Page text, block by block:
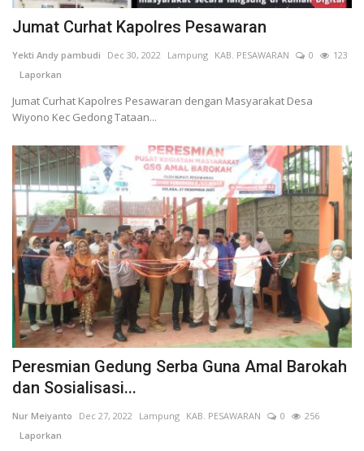
Kesehatan
Layanan Publik
Perempuan/Anak
Jumat Curhat Kapolres Pesawaran
Yekti Andy pambudi Dec 30, 2022 Lampung KAB. PESAWARAN 0
123
Laporkan
Jumat Curhat Kapolres Pesawaran dengan Masyarakat Desa
Wiyono Kec Gedong Tataan...
Peresmian Gedung Serba Guna Amal Barokah
dan Sosialisasi...
Nur Meiyanto Dec 27, 2022 Lampung KAB. PESAWARAN 0
256
Laporkan